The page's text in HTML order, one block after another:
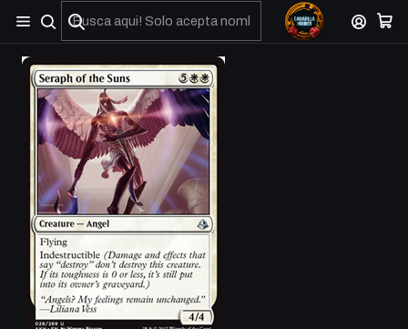
No olviden reportar sus depositos y transferencias por Whatsapp